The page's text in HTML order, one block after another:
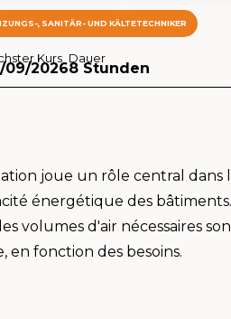
, SANITÄR- UND KÄLTETECHNIKER
Kurs
09/2026
Dauer
8 Stunden
joue un rôle central
énergétique des
volumes d'air nécessaires
en fonction des besoins.